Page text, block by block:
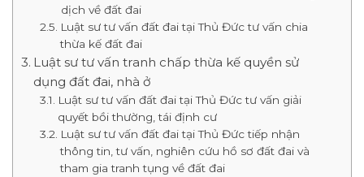
dịch về đất đai
Luật sư tư vấn đất đai tại Thủ Đức tư vấn chia
thừa kế đất đai
Luật sư tư vấn tranh chấp thừa kế quyền sử
dụng đất đai, nhà ở
Luật sư tư vấn đất đai tại Thủ Đức tư vấn giải
quyết bồi thường, tái định cư
Luật sư tư vấn đất đai tại Thủ Đức tiếp nhận
thông tin, tư vấn, nghiên cứu hồ sơ đất đai và
tham gia tranh tụng về đất đai